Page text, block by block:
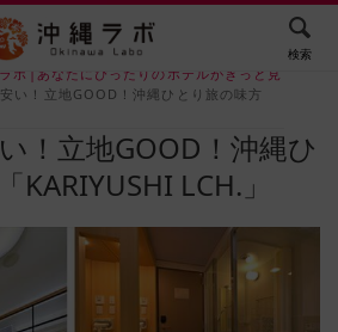
検索
ボ|あなたにぴったりのホテルがきっと見
い！立地GOOD！沖縄ひとり旅の味方
！立地GOOD！沖縄ひ
KARIYUSHI LCH.」